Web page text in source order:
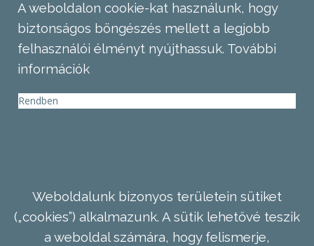
A weboldalon cookie-kat használunk, hogy
biztonságos böngészés mellett a legjobb
felhasználói élményt nyújthassuk. További
információk
Rendben
Weboldalunk bizonyos területein sütiket
(„cookies”) alkalmazunk. A sütik lehetővé teszik
a weboldal számára, hogy felismerje,